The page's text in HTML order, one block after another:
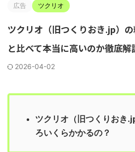
広告 ツクリオ
ツクリオ（旧つくりおき.jp）
と比べて本当に高いのか徹底解
2026-04-02
ツクリオ（旧つくりおき
ろいくらかかるの？